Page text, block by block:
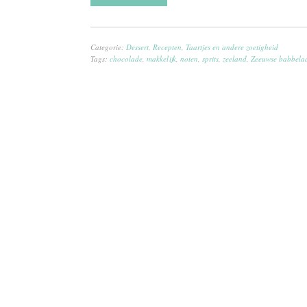
Categorie: Dessert, Recepten, Taartjes en andere zoetigheid
Tags: chocolade, makkelijk, noten, sprits, zeeland, Zeeuwse